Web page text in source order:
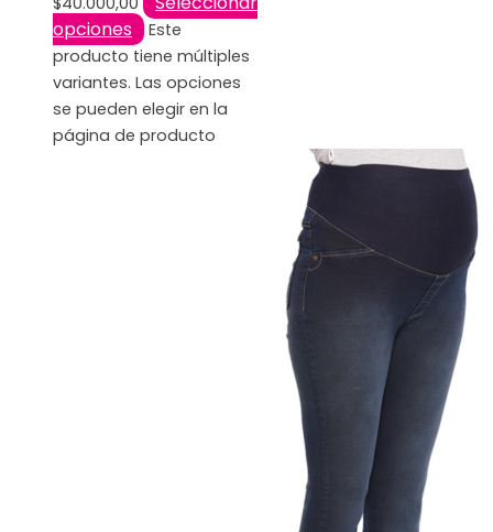
opciones
Este
producto tiene múltiples
variantes. Las opciones
se pueden elegir en la
página de producto